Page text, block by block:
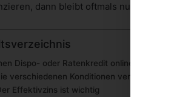
dann bleibt oftmals nur die
Dispo- oder Ratenkredit online
verschiedenen Konditionen vergleichen
Effektivzins ist wichtig